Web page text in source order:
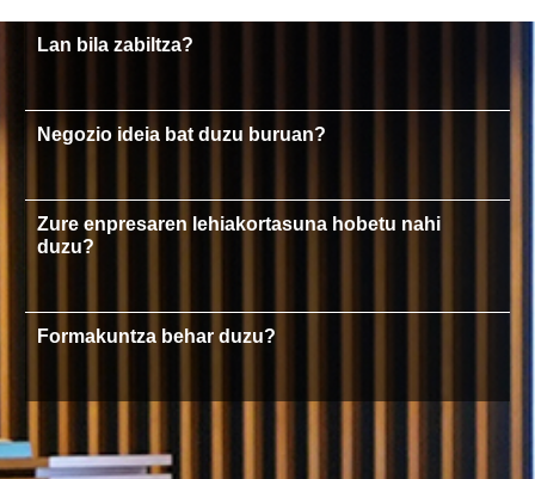
Lan bila zabiltza?
Negozio ideia bat duzu buruan?
Zure enpresaren lehiakortasuna hobetu nahi
duzu?
Formakuntza behar duzu?